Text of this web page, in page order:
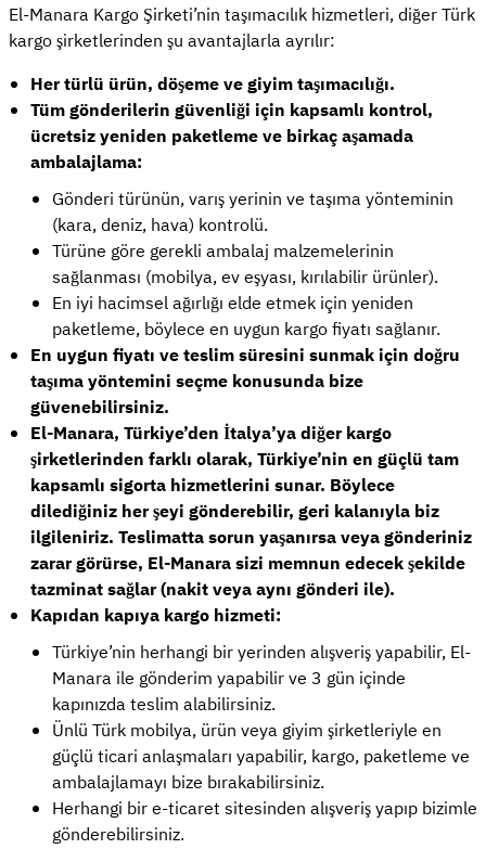
El-Manara Kargo Şirketi’nin taşımacılık hizmetleri, diğer Türk
kargo şirketlerinden şu avantajlarla ayrılır:
Her türlü ürün, döşeme ve giyim taşımacılığı.
Tüm gönderilerin güvenliği için kapsamlı kontrol,
ücretsiz yeniden paketleme ve birkaç aşamada
ambalajlama:
Gönderi türünün, varış yerinin ve taşıma yönteminin
(kara, deniz, hava) kontrolü.
Türüne göre gerekli ambalaj malzemelerinin
sağlanması (mobilya, ev eşyası, kırılabilir ürünler).
En iyi hacimsel ağırlığı elde etmek için yeniden
paketleme, böylece en uygun kargo fiyatı sağlanır.
En uygun fiyatı ve teslim süresini sunmak için doğru
taşıma yöntemini seçme konusunda bize
güvenebilirsiniz.
El-Manara, Türkiye’den İtalya’ya diğer kargo
şirketlerinden farklı olarak, Türkiye’nin en güçlü tam
kapsamlı sigorta hizmetlerini sunar. Böylece
dilediğiniz her şeyi gönderebilir, geri kalanıyla biz
ilgileniriz. Teslimatta sorun yaşanırsa veya gönderiniz
zarar görürse, El-Manara sizi memnun edecek şekilde
tazminat sağlar (nakit veya aynı gönderi ile).
Kapıdan kapıya kargo hizmeti:
Türkiye’nin herhangi bir yerinden alışveriş yapabilir, El-
Manara ile gönderim yapabilir ve 3 gün içinde
kapınızda teslim alabilirsiniz.
Ünlü Türk mobilya, ürün veya giyim şirketleriyle en
güçlü ticari anlaşmaları yapabilir, kargo, paketleme ve
ambalajlamayı bize bırakabilirsiniz.
Herhangi bir e-ticaret sitesinden alışveriş yapıp bizimle
gönderebilirsiniz.